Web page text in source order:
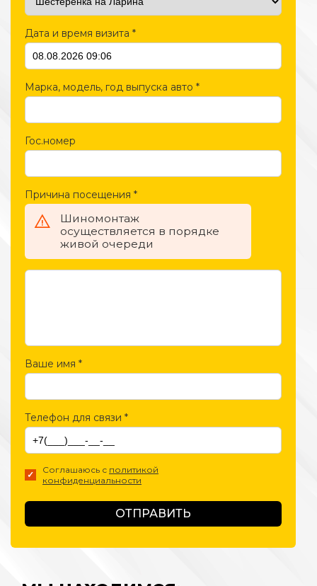
Дата и время визита *
Марка, модель, год выпуска авто *
Гос.номер
Причина посещения *
Шиномонтаж
осуществляется в порядке
живой очереди
Ваше имя *
Телефон для связи *
Соглашаюсь с политикой
конфиденциальности
ОТПРАВИТЬ